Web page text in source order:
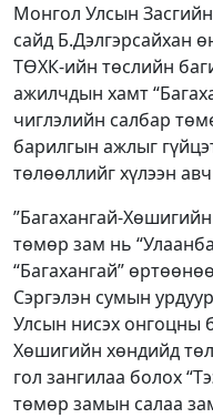
Монгол Улсын
сайд Б.Дэлгэрсайхан
ТӨХК-ийн төслийн
ажилчдын хамт
чиглэлийн салбар
барилгын ажлыг
төлөөллийг хүлээн
”Багахангай-
төмөр зам нь
“Багахангай”
Сэргэлэн сумын
Улсын нисэх онгоцны
Хөшигийн хөндийд
гол зангилаа болох
төмөр замын салаа